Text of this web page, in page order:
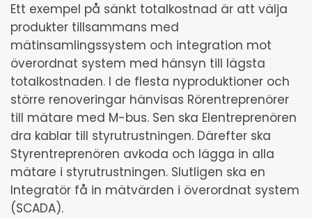
Ett exempel på sänkt totalkostnad är att välja
produkter tillsammans med
mätinsamlingssystem och integration mot
överordnat system med hänsyn till lägsta
totalkostnaden. I de flesta nyproduktioner och
större renoveringar hänvisas Rörentreprenörer
till mätare med M-bus. Sen ska Elentreprenören
dra kablar till styrutrustningen. Därefter ska
Styrentreprenören avkoda och lägga in alla
mätare i styrutrustningen. Slutligen ska en
Integratör få in mätvärden i överordnat system
(SCADA).